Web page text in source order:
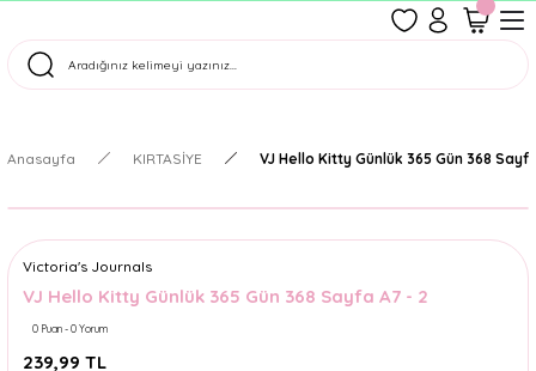
Tüm Siparişler Aynı Gün Kargoda!
Anasayfa KIRTASİYE VJ Hello Kitty Günlük 365 Gün 368
Victoria's Journals
VJ Hello Kitty Günlük 365 Gün 368 Sayfa A7 - 2
0 Puan - 0 Yorum
239,99 TL